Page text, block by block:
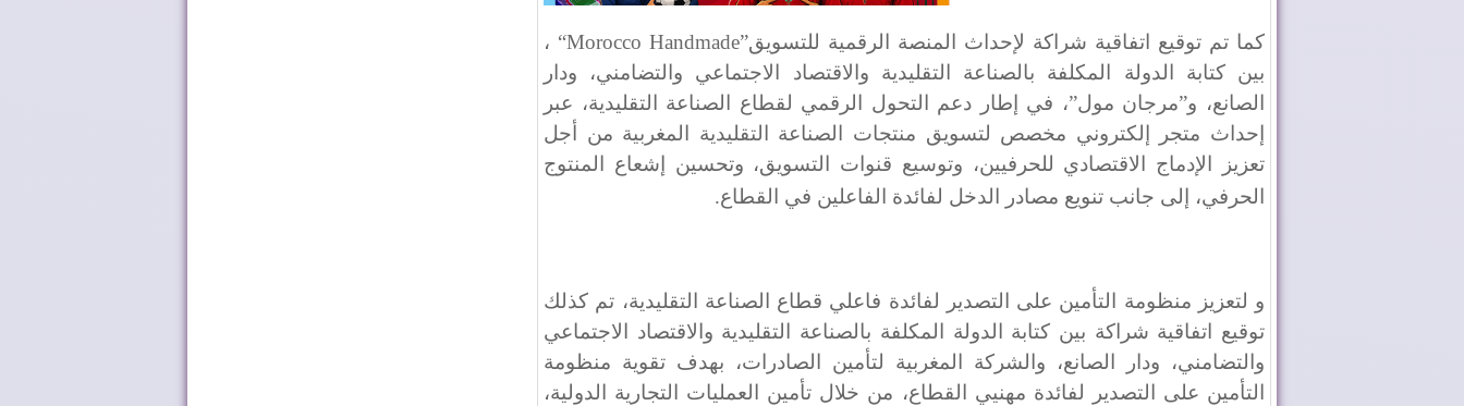
كما تم توقيع اتفاقية شراكة لإحداث المنصة الرقمية للتسويق“Morocco Handmade” ،
بين كتابة الدولة المكلفة بالصناعة التقليدية والاقتصاد الاجتماعي والتضامني، ودار
الصانع، و”مرجان مول”، في إطار دعم التحول الرقمي لقطاع الصناعة التقليدية، عبر
إحداث متجر إلكتروني مخصص لتسويق منتجات الصناعة التقليدية المغربية من أجل
تعزيز الإدماج الاقتصادي للحرفيين، وتوسيع قنوات التسويق، وتحسين إشعاع المنتوج
الحرفي، إلى جانب تنويع مصادر الدخل لفائدة الفاعلين في القطاع.
و لتعزيز منظومة التأمين على التصدير لفائدة فاعلي قطاع الصناعة التقليدية، تم كذلك
توقيع اتفاقية شراكة بين كتابة الدولة المكلفة بالصناعة التقليدية والاقتصاد الاجتماعي
والتضامني، ودار الصانع، والشركة المغربية لتأمين الصادرات، بهدف تقوية منظومة
التأمين على التصدير لفائدة مهنيي القطاع، من خلال تأمين العمليات التجارية الدولية،